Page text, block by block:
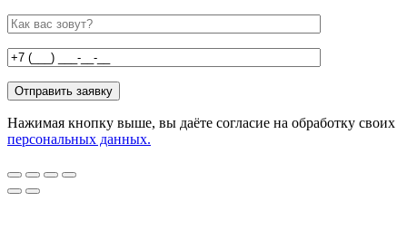
Нажимая кнопку выше, вы даёте согласие на обработку своих
персональных данных.